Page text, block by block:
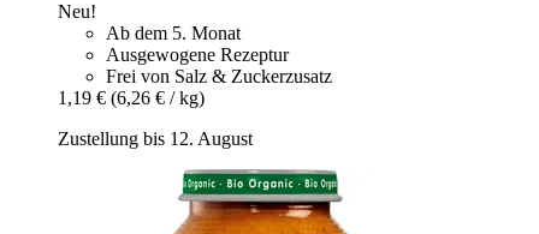
Neu!
Ab dem 5. Monat
Ausgewogene Rezeptur
Frei von Salz & Zuckerzusatz
1,19 € (6,26 € / kg)
Zustellung bis 12. August